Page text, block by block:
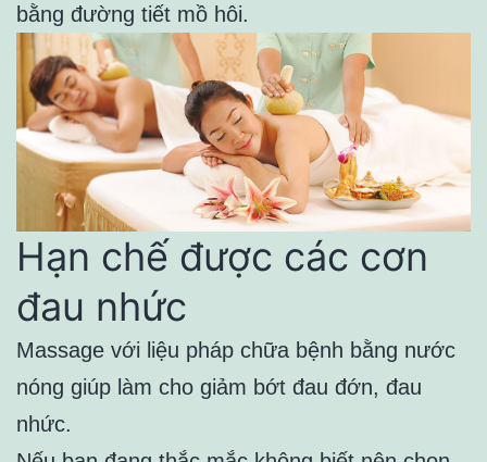
bằng đường tiết mồ hôi.
Hạn chế được các cơn
đau nhức
Massage với liệu pháp chữa bệnh bằng nước
nóng giúp làm cho giảm bớt đau đớn, đau
nhức.